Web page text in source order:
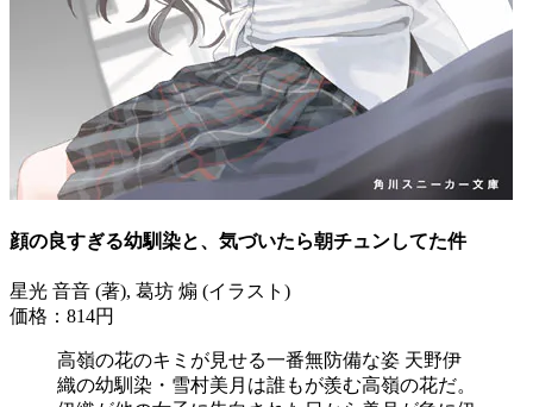
顔の良すぎる幼馴染と、気づいたら朝チュンしてた件
星光 音音 (著), 葛坊 煽 (イラスト)
価格：814円
高嶺の花のキミが見せる一番無防備な姿 天野伊
織の幼馴染・雪村美月は誰もが羨む高嶺の花だ。